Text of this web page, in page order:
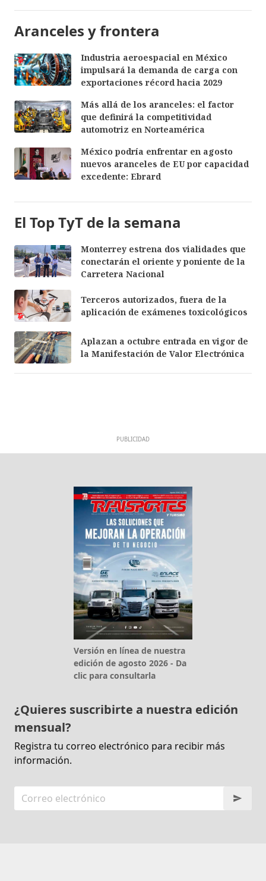
Aranceles y frontera
Industria aeroespacial en México
impulsará la demanda de carga con
exportaciones récord hacia 2029
Más allá de los aranceles: el factor
que definirá la competitividad
automotriz en Norteamérica
México podría enfrentar en agosto
nuevos aranceles de EU por capacidad
excedente: Ebrard
El Top TyT de la semana
Monterrey estrena dos vialidades que
conectarán el oriente y poniente de la
Carretera Nacional
Terceros autorizados, fuera de la
aplicación de exámenes toxicológicos
Aplazan a octubre entrada en vigor de
la Manifestación de Valor Electrónica
PUBLICIDAD
Versión en línea de nuestra
edición de agosto 2026 - Da
clic para consultarla
¿Quieres suscribirte a nuestra edición
mensual?
Registra tu correo electrónico para recibir más
información.